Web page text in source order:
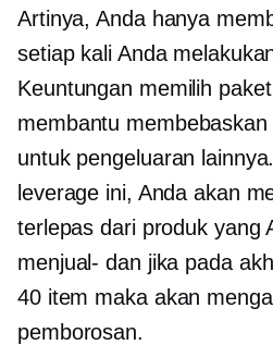
Artinya, Anda hanya
setiap kali Anda
Keuntungan memilih
membantu
untuk pengeluaran
leverage ini, Anda akan
terlepas dari produk yang
menjual- dan jika pada
40 item maka akan
pemborosan.